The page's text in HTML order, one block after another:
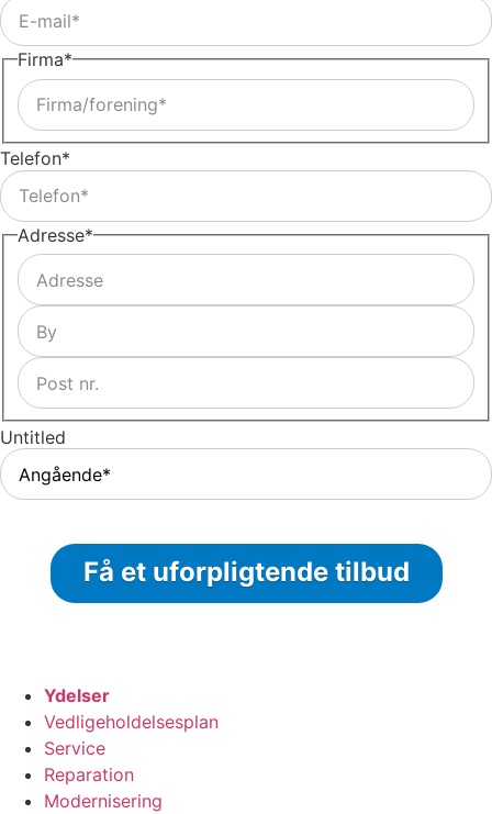
Firma*
Telefon*
Adresse*
Untitled
Få et uforpligtende tilbud
Ydelser
Vedligeholdelsesplan
Service
Reparation
Modernisering